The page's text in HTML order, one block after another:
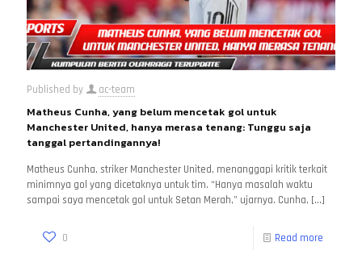
Published by ac-team
Matheus Cunha, yang belum mencetak gol untuk
Manchester United, hanya merasa tenang: Tunggu saja
tanggal pertandingannya!
Matheus Cunha, striker Manchester United, menanggapi kritik terkait
minimnya gol yang dicetaknya untuk tim. “Hanya masalah waktu
sampai saya mencetak gol untuk Setan Merah,” ujarnya. Cunha, […]
0 Read more